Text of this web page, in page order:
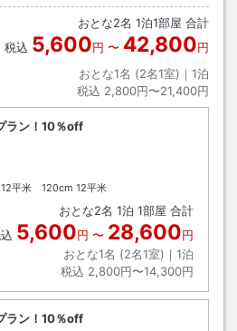
１９号線でお越しください。
おとな2名 1泊1部屋 合計
税込 5,600円 〜 42,800円
おとな1名 (2名1室)｜ 1泊
税込 2,800円〜21,400円
ラン！10％off
平米 120cm 12平米
おとな2名 1泊 1部屋 合計
5,600円 〜 28,600円
おとな1名 (2名1室)｜ 1泊
税込 2,800円〜14,300円
ラン！10％off